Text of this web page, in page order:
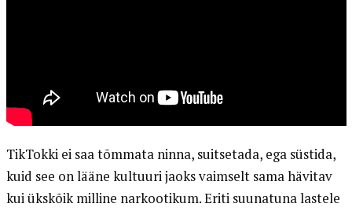
TikTokki ei saa tõmmata ninna, suitsetada, ega süstida,
kuid see on lääne kultuuri jaoks vaimselt sama hävitav
kui ükskõik milline narkootikum. Eriti suunatuna lastele